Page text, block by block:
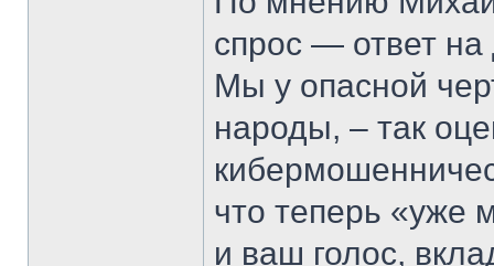
спрос — ответ
Мы у опасной
народы, – так
что теперь «уже
и ваш голос,